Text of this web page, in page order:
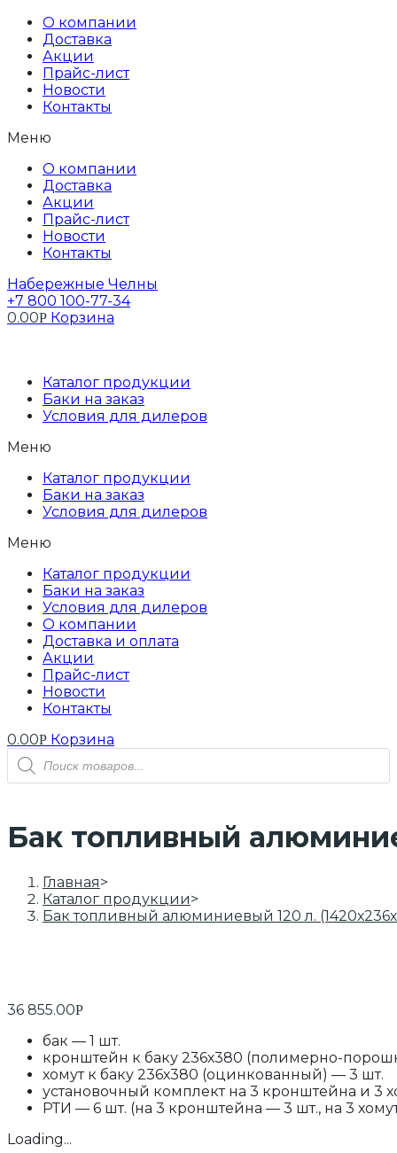
Перейти
содержимому
О компании
Доставка
Акции
Прайс-лист
Новости
Контакты
Меню
О компании
Доставка
Акции
Прайс-лист
Новости
Контакты
Набережные Челны
+7 800 100-77-34
0.00Р Корзина
Каталог продукции
Баки на заказ
Условия для дилеров
Меню
Каталог продукции
Баки на заказ
Условия для дилеров
Меню
Каталог продукции
Баки на заказ
Условия для дилеров
О компании
Доставка и оплата
Акции
Прайс-лист
Новости
Контакты
0.00Р Корзина
Поиск
товаров
Бак топливный
Главная>
Каталог продукции>
Бак топливный алюминиевый 120 л.
Бак в сборе
36 855.00Р
бак — 1 шт.
кронштейн к баку 236х380 (полимерно-
хомут к баку 236х380 (оцинкованный) — 3 шт.
установочный комплект на 3 кронштейна и 3
РТИ — 6 шт. (на 3 кронштейна — 3 шт., на 3
Loading...